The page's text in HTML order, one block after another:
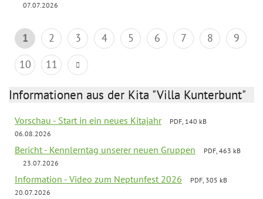
07.07.2026
1 2 3 4 5 6 7 8
9
10
11
Informationen aus der Kita "Villa Kunterbunt"
Vorschau - Start in ein neues Kitajahr
PDF, 140 kB
06.08.2026
Bericht - Kennlerntag unserer neuen Gruppen
PDF, 463 kB
23.07.2026
Information - Video zum Neptunfest 2026
PDF, 305 kB
20.07.2026